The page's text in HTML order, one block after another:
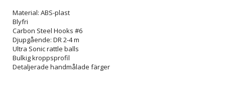
Material: ABS-plast
Blyfri
Carbon Steel Hooks #6
Djupgående: DR 2-4 m
Ultra Sonic rattle balls
Bulkig kroppsprofil
Detaljerade handmålade färger